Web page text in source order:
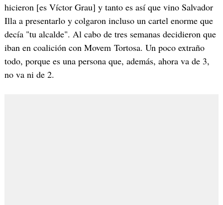
hicieron [es Víctor Grau] y tanto es así que vino Salvador
Illa a presentarlo y colgaron incluso un cartel enorme que
decía "tu alcalde". Al cabo de tres semanas decidieron que
iban en coalición con Movem Tortosa. Un poco extraño
todo, porque es una persona que, además, ahora va de 3,
no va ni de 2.